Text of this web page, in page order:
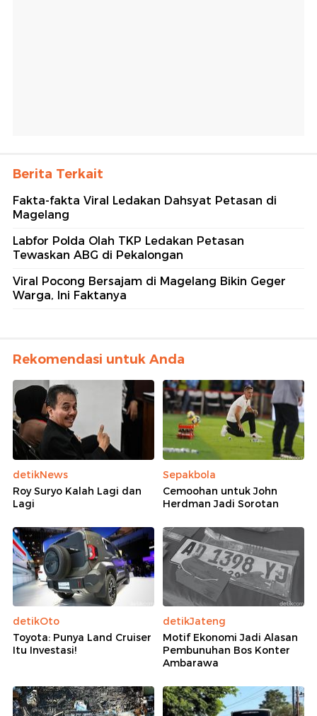
Berita Terkait
Fakta-fakta Viral Ledakan Dahsyat Petasan di
Magelang
Labfor Polda Olah TKP Ledakan Petasan
Tewaskan ABG di Pekalongan
Viral Pocong Bersajam di Magelang Bikin Geger
Warga, Ini Faktanya
Rekomendasi untuk Anda
detikNews
Roy Suryo Kalah Lagi dan
Lagi
Sepakbola
Cemoohan untuk John
Herdman Jadi Sorotan
detikOto
Toyota: Punya Land Cruiser
Itu Investasi!
detikJateng
Motif Ekonomi Jadi Alasan
Pembunuhan Bos Konter
Ambarawa